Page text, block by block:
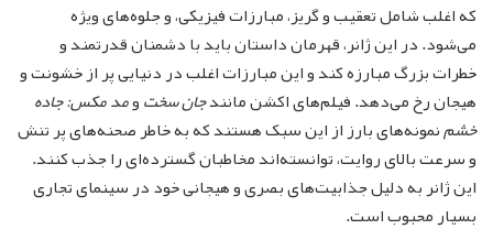
که اغلب شامل تعقیب و گریز، مبارزات فیزیکی، و جلوه‌های ویژه
می‌شود. در این ژانر، قهرمان داستان باید با دشمنان قدرتمند و
خطرات بزرگ مبارزه کند و این مبارزات اغلب در دنیایی پر از خشونت و
هیجان رخ می‌دهد. فیلم‌های اکشن مانندجان سختومد مکس: جاده
خشمنمونه‌های بارز از این سبک هستند که به خاطر صحنه‌های پر تنش
و سرعت بالای روایت، توانسته‌اند مخاطبان گسترده‌ای را جذب کنند.
این ژانر به دلیل جذابیت‌های بصری و هیجانی خود در سینمای تجاری
بسیار محبوب است.